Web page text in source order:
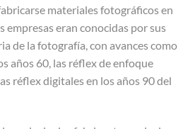
materiales fotográficos en
empresas eran conocidas por sus
de la fotografía, con avances como
años 60, las réflex de enfoque
réflex digitales en los años 90 del